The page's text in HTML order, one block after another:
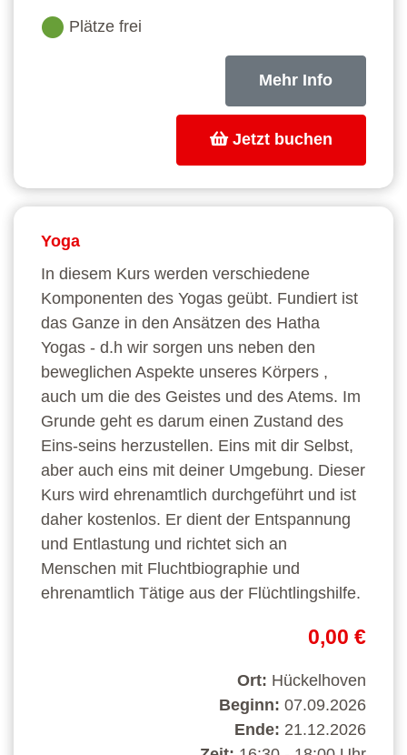
Plätze frei
Mehr Info
Jetzt buchen
Yoga
In diesem Kurs werden verschiedene
Komponenten des Yogas geübt. Fundiert ist
das Ganze in den Ansätzen des Hatha
Yogas - d.h wir sorgen uns neben den
beweglichen Aspekte unseres Körpers ,
auch um die des Geistes und des Atems. Im
Grunde geht es darum einen Zustand des
Eins-seins herzustellen. Eins mit dir Selbst,
aber auch eins mit deiner Umgebung. Dieser
Kurs wird ehrenamtlich durchgeführt und ist
daher kostenlos. Er dient der Entspannung
und Entlastung und richtet sich an
Menschen mit Fluchtbiographie und
ehrenamtlich Tätige aus der Flüchtlingshilfe.
0,00 €
Ort: Hückelhoven
Beginn: 07.09.2026
Ende: 21.12.2026